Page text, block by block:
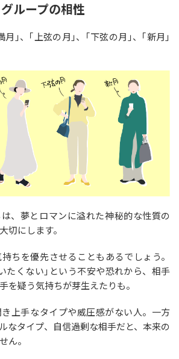
ループの相性
月｣、｢上弦の月｣、｢下弦の月｣、｢新月｣
、夢とロマンに溢れた神秘的な性質の
切にします。
ちを優先させることもあるでしょう。
たくない｣という不安や恐れから、相手
を疑う気持ちが芽生えたりも。
上手なタイプや威圧感がない人。一方
なタイプ、自信過剰な相手だと、本来の
ん。